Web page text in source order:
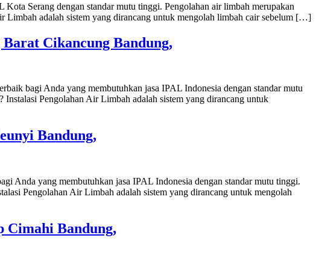
Serang dengan standar mutu tinggi. Pengolahan air limbah merupakan
Limbah adalah sistem yang dirancang untuk mengolah limbah cair sebelum […]
Cikancung Bandung,
bagi Anda yang membutuhkan jasa IPAL Indonesia dengan standar mutu
Pengolahan Air Limbah adalah sistem yang dirancang untuk
Bandung,
Anda yang membutuhkan jasa IPAL Indonesia dengan standar mutu tinggi.
Pengolahan Air Limbah adalah sistem yang dirancang untuk mengolah
Cimahi Bandung,